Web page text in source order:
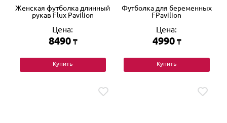
Женская футболка длинный
рукав Flux Pavilion
Цена:
8490 ₸
Купить
Футболка для беременных
FPavilion
Цена:
4990 ₸
Купить